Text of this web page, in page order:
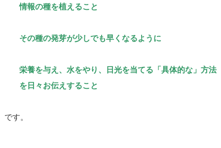
情報の種を植えること
その種の発芽が少しでも早くなるように
栄養を与え、水をやり、日光を当てる「具体的な」方法
を日々お伝えすること
です。